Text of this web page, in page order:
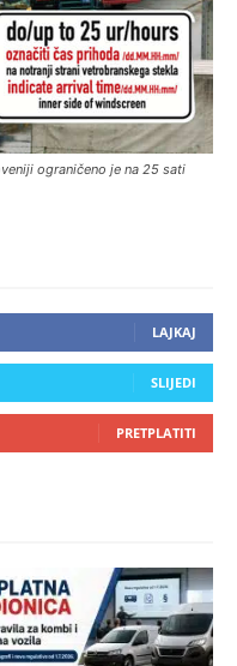
ograničeno je na 25 sati
LAJKAJ
SLIJEDI
PRETPLATITI